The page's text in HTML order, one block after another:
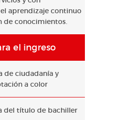
aprendizaje continuo
de conocimientos.
el ingreso
de ciudadanía y
a color
del título de bachiller